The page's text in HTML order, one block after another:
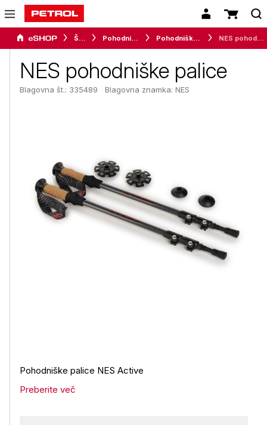
Šport Pohodništvo Pohodniške palice
NES pohodniške palice
Blagovna št.: 335489 Blagovna znamka: NES
Pohodniške palice NES Active
Preberite več